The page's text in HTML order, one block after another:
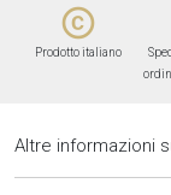
copyright
Prodotto italiano
Altre informazioni